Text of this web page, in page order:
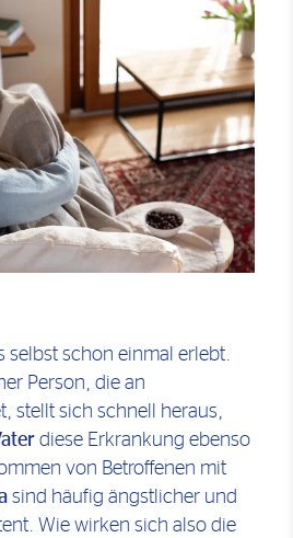
selbst schon einmal erlebt.
Person, die an
stellt sich schnell heraus,
diese Erkrankung ebenso
von Betroffenen mit
sind häufig ängstlicher und
Wie wirken sich also die